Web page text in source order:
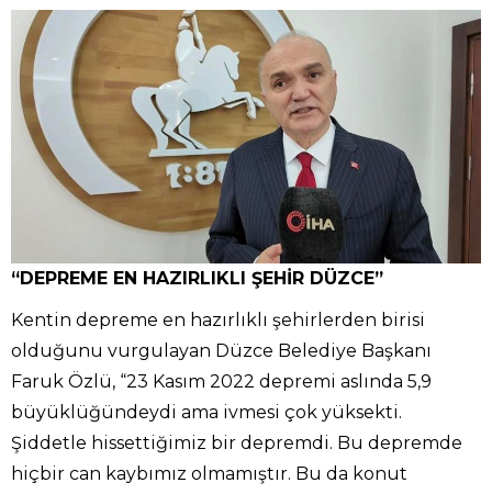
“DEPREME EN HAZIRLIKLI ŞEHİR DÜZCE”
Kentin depreme en hazırlıklı şehirlerden birisi
olduğunu vurgulayan Düzce Belediye Başkanı
Faruk Özlü, “23 Kasım 2022 depremi aslında 5,9
büyüklüğündeydi ama ivmesi çok yüksekti.
Şiddetle hissettiğimiz bir depremdi. Bu depremde
hiçbir can kaybımız olmamıştır. Bu da konut